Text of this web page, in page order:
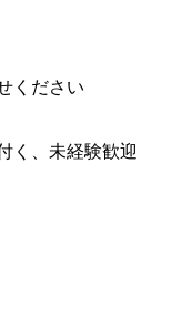
ください
く、未経験歓迎